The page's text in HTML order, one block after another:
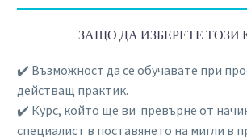
ЗАЩО ДА ИЗБЕРЕТЕ ТОЗИ
✔️ Възможност да се обучавате при
действащ практик.
✔️ Курс, който ще ви превърне от
специалист в поставянето на мигли в